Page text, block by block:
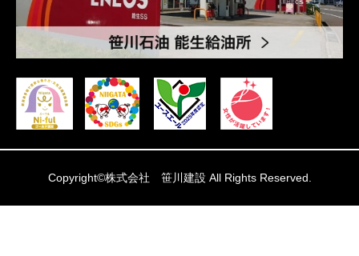
Copyright©株式会社 笹川建設 All Rights Reserved.